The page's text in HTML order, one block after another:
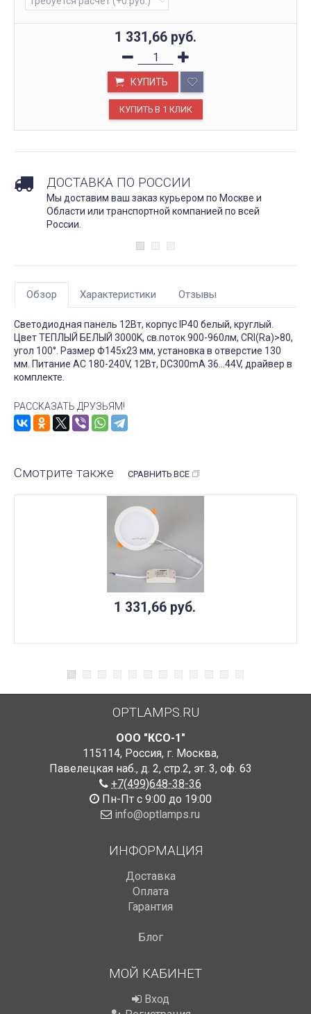
1 331,66 руб.
КУПИТЬ
ДОСТАВКА ПО РОССИИ
Мы доставим ваш заказ курьером по Москве и
Области или транспортной компанией по всей
России.
Обзор Характеристики Отзывы
Светодиодная панель 12Вт, корпус IP40 белый, круглый.
Цвет ТЕПЛЫЙ БЕЛЫЙ 3000K, св.поток 900-960лм, CRI(Ra)>80,
угол 100°. Размер Ф145x23 мм, установка в отверстие 130
мм. Питание AC 180-240V, 12Вт, DC300mA 36...44V, драйвер в
комплекте.
РАССКАЗАТЬ ДРУЗЬЯМ!
Смотрите также СРАВНИТЬ ВСЕ
1 331,66 руб.
OPTLAMPS.RU
ООО "КСО-1"
115114, Россия, г. Москва,
Павелецкая наб., д. 2, стр.2, эт. 3, оф. 63
+7(499)648-38-36
Пн-Пт с 9:00 до 19:00
info@optlamps.ru
ИНФОРМАЦИЯ
Доставка
Оплата
Гарантия
Блог
МОЙ КАБИНЕТ
Вход